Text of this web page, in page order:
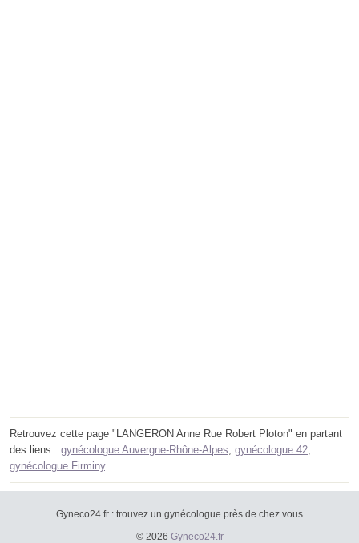
Retrouvez cette page "LANGERON Anne Rue Robert Ploton" en partant
des liens : gynécologue Auvergne-Rhône-Alpes, gynécologue 42,
gynécologue Firminy.
Gyneco24.fr : trouvez un gynécologue près de chez vous
© 2026 Gyneco24.fr